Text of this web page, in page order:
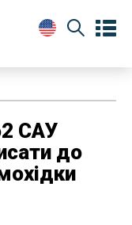
САУ
до